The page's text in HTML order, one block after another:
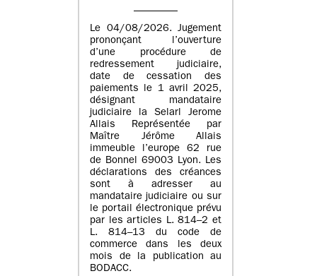
Le 04/08/2026. Jugement
prononçant l’ouverture
d’une procédure de
redressement judiciaire,
date de cessation des
paiements le 1 avril 2025,
désignant mandataire
judiciaire la Selarl Jerome
Allais Représentée par
Maître Jérôme Allais
immeuble l’europe 62 rue
de Bonnel 69003 Lyon. Les
déclarations des créances
sont à adresser au
mandataire judiciaire ou sur
le portail électronique prévu
par les articles L. 814–2 et
L. 814–13 du code de
commerce dans les deux
mois de la publication au
BODACC.